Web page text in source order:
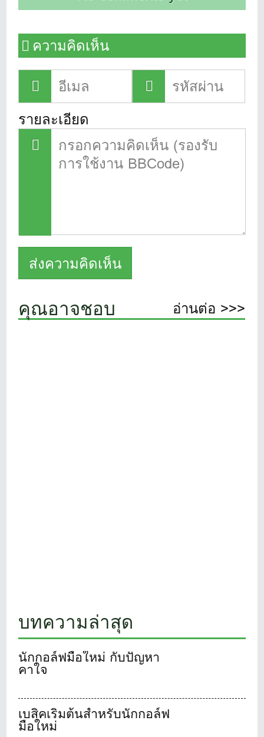
ความคิดเห็น
รายละเอียด
คุณอาจชอบ อ่านต่อ >>>
บทความล่าสุด
นักกอล์ฟมือใหม่ กับปัญหา
คาใจ
เบสิคเริ่มต้นสำหรับนักกอล์ฟ
มือใหม่